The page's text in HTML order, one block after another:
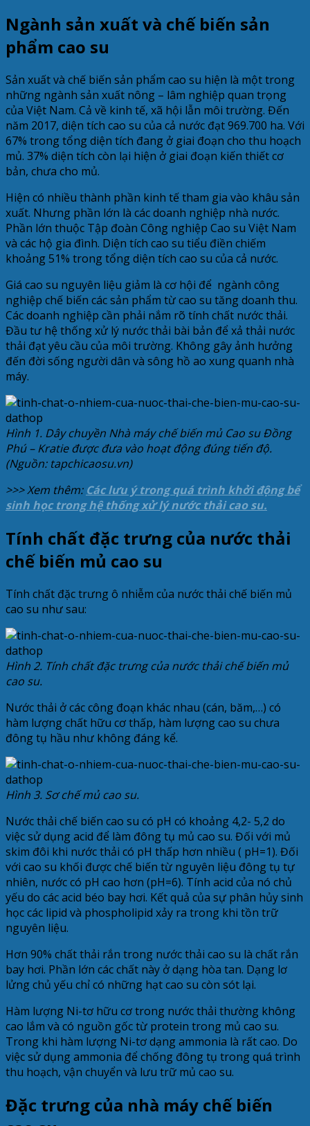
Ngành sản xuất và chế biến sản
phẩm cao su
Sản xuất và chế biến sản phẩm cao su hiện là một trong
những ngành sản xuất nông – lâm nghiệp quan trọng
của Việt Nam. Cả về kinh tế, xã hội lẫn môi trường. Đến
năm 2017, diện tích cao su của cả nước đạt 969.700 ha. Với
67% trong tổng diện tích đang ở giai đoạn cho thu hoạch
mủ. 37% diện tích còn lại hiện ở giai đoạn kiến thiết cơ
bản, chưa cho mủ.
Hiện có nhiều thành phần kinh tế tham gia vào khâu sản
xuất. Nhưng phần lớn là các doanh nghiệp nhà nước.
Phần lớn thuộc Tập đoàn Công nghiệp Cao su Việt Nam
và các hộ gia đình. Diện tích cao su tiểu điền chiếm
khoảng 51% trong tổng diện tích cao su của cả nước.
Giá cao su nguyên liệu giảm là cơ hội để ngành công
nghiệp chế biến các sản phẩm từ cao su tăng doanh thu.
Các doanh nghiệp cần phải nắm rõ tính chất nước thải.
Đầu tư hệ thống xử lý nước thải bài bản để xả thải nước
thải đạt yêu cầu của môi trường. Không gây ảnh hưởng
đến đời sống người dân và sông hồ ao xung quanh nhà
máy.
Hình 1. Dây chuyền Nhà máy chế biến mủ Cao su Đồng
Phú – Kratie được đưa vào hoạt động đúng tiến độ.
(Nguồn: tapchicaosu.vn)
>>> Xem thêm: Các lưu ý trong quá trình khởi động bể
sinh học trong hệ thống xử lý nước thải cao su.
Tính chất đặc trưng của nước thải
chế biến mủ cao su
Tính chất đặc trưng ô nhiễm của nước thải chế biến mủ
cao su như sau:
Hình 2. Tính chất đặc trưng của nước thải chế biến mủ
cao su.
Nước thải ở các công đoạn khác nhau (cán, băm,…) có
hàm lượng chất hữu cơ thấp, hàm lượng cao su chưa
đông tụ hầu như không đáng kể.
Hình 3. Sơ chế mủ cao su.
Nước thải chế biến cao su có pH có khoảng 4,2- 5,2 do
việc sử dụng acid để làm đông tụ mủ cao su. Đối với mủ
skim đôi khi nước thải có pH thấp hơn nhiều ( pH=1). Đối
với cao su khối được chế biến từ nguyên liệu đông tụ tự
nhiên, nước có pH cao hơn (pH=6). Tính acid của nó chủ
yếu do các acid béo bay hơi. Kết quả của sự phân hủy sinh
học các lipid và phospholipid xảy ra trong khi tồn trữ
nguyên liệu.
Hơn 90% chất thải rắn trong nước thải cao su là chất rắn
bay hơi. Phần lớn các chất này ở dạng hòa tan. Dạng lơ
lửng chủ yếu chỉ có những hạt cao su còn sót lại.
Hàm lượng Ni-tơ hữu cơ trong nước thải thường không
cao lắm và có nguồn gốc từ protein trong mủ cao su.
Trong khi hàm lượng Ni-tơ dạng ammonia là rất cao. Do
việc sử dụng ammonia để chống đông tụ trong quá trình
thu hoạch, vận chuyển và lưu trữ mủ cao su.
Đặc trưng của nhà máy chế biến